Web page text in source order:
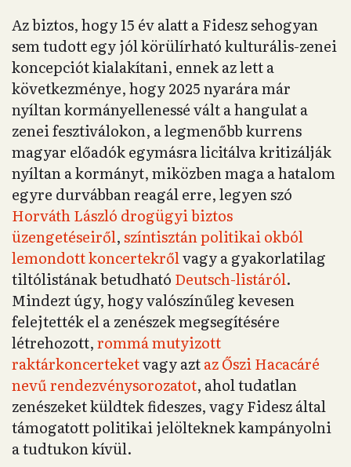
Az biztos, hogy 15 év alatt a Fidesz sehogyan
sem tudott egy jól körülírható kulturális-zenei
koncepciót kialakítani, ennek az lett a
következménye, hogy 2025 nyarára már
nyíltan kormányellenessé vált a hangulat a
zenei fesztiválokon, a legmenőbb kurrens
magyar előadók egymásra licitálva kritizálják
nyíltan a kormányt, miközben maga a hatalom
egyre durvábban reagál erre, legyen szó
Horváth László drogügyi biztos
üzengetéseiről,színtisztán politikai okból
lemondott koncertekrőlvagy a gyakorlatilag
tiltólistának betudható Deutsch-listáról.
Mindezt úgy, hogy valószínűleg kevesen
felejtették el a zenészek megsegítésére
létrehozott,rommá mutyizott
raktárkoncerteketvagy aztaz Őszi Hacacáré
nevű rendezvénysorozatot, ahol tudatlan
zenészeket küldtek fideszes, vagy Fidesz által
támogatott politikai jelölteknek kampányolni
a tudtukon kívül.